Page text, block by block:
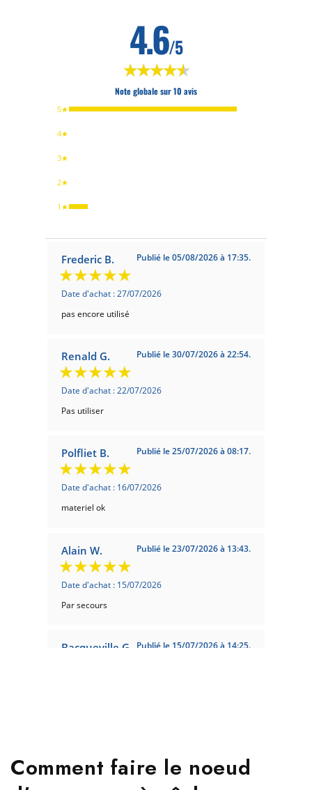
4.6/5
★★★★★
★★★★★
Note globale sur 10 avis
5★
4★
3★
2★
1★
Frederic B. Publié le 05/08/2026 à 17:35.
Date d'achat : 27/07/2026
pas encore utilisé
Renald G. Publié le 30/07/2026 à 22:54.
Date d'achat : 22/07/2026
Pas utiliser
Polfliet B. Publié le 25/07/2026 à 08:17.
Date d'achat : 16/07/2026
materiel ok
Alain W. Publié le 23/07/2026 à 13:43.
Date d'achat : 15/07/2026
Par secours
Bacqueville G. Publié le 15/07/2026 à 14:25.
Date d'achat : 13/04/2026
Comment faire le noeud